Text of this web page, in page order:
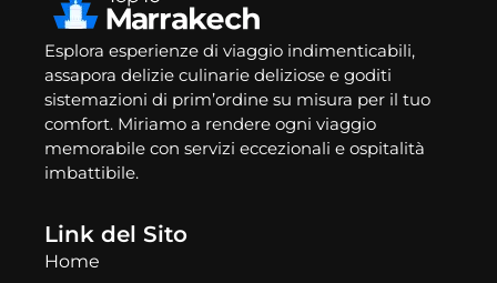
Esplora esperienze di viaggio indimenticabili,
assapora delizie culinarie deliziose e goditi
sistemazioni di prim’ordine su misura per il tuo
comfort. Miriamo a rendere ogni viaggio
memorabile con servizi eccezionali e ospitalità
imbattibile.
Link del Sito
Home